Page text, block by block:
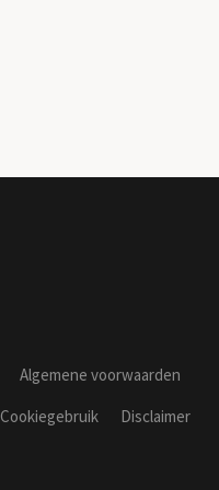
Algemene voorwaarden
Cookiegebruik
Disclaimer